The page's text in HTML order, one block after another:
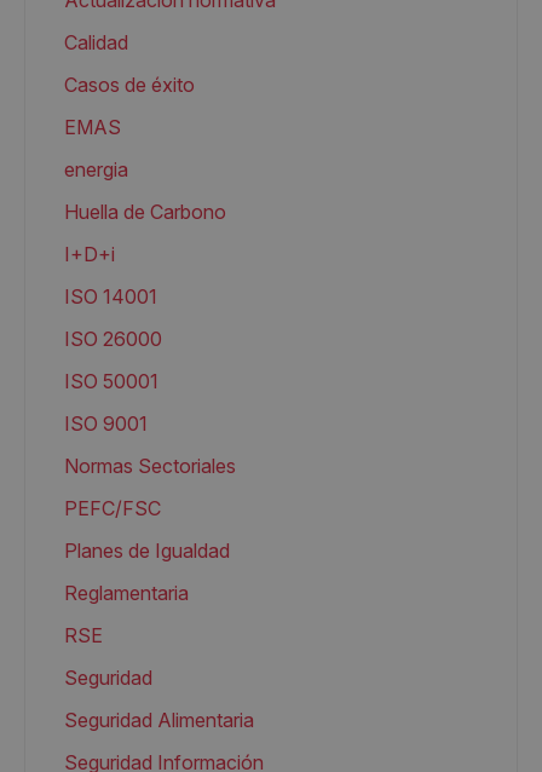
Calidad
Casos de éxito
EMAS
energia
Huella de Carbono
I+D+i
ISO 14001
ISO 26000
ISO 50001
ISO 9001
Normas Sectoriales
PEFC/FSC
Planes de Igualdad
Reglamentaria
RSE
Seguridad
Seguridad Alimentaria
Seguridad Información